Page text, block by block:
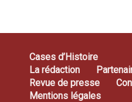
Cases d’Histoire
La rédaction
Revue de presse
Mentions légales